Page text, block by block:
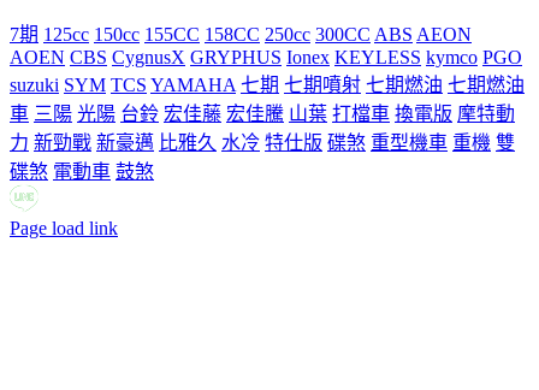
7期 125cc 150cc 155CC 158CC 250cc 300CC ABS AEON
AOEN CBS CygnusX GRYPHUS Ionex KEYLESS kymco PGO
suzuki SYM TCS YAMAHA 七期 七期噴射 七期燃油 七期燃油
車 三陽 光陽 台鈴 宏佳藤 宏佳騰 山葉 打檔車 換電版 摩特動
力 新勁戰 新豪邁 比雅久 水冷 特仕版 碟煞 重型機車 重機 雙
碟煞 電動車 鼓煞
LINEFacebook
Email:
Page load link